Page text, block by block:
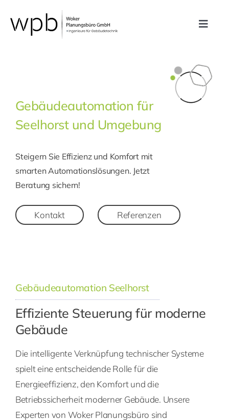
Inhalt
springen
Toggle
Unternehmen
Karriere
Kontakt
Gebäudeautomation für
Seelhorst und Umgebung
Steigern Sie Effizienz und Komfort mit
smarten Automationslösungen. Jetzt
Beratung sichern!
Kontakt Referenzen
Gebäudeautomation Seelhorst
Effiziente Steuerung für moderne
Gebäude
Die intelligente Verknüpfung technischer Systeme
spielt eine entscheidende Rolle für die
Energieeffizienz, den Komfort und die
Betriebssicherheit moderner Gebäude. Unsere
Experten von Woker Planungsbüro sind